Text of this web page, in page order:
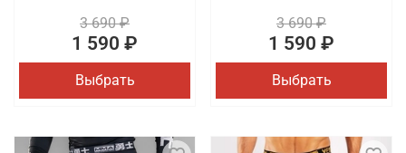
3 690 ₽
1 590 ₽
Выбрать
3 690 ₽
1 590 ₽
Выбрать